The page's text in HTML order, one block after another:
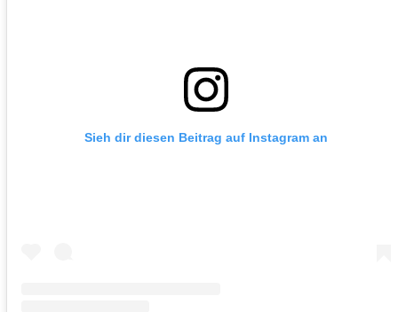
Sieh dir diesen Beitrag auf Instagram an